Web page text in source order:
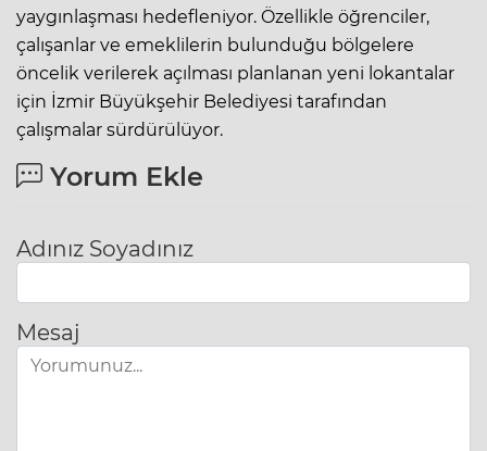
yaygınlaşması hedefleniyor. Özellikle öğrenciler,
çalışanlar ve emeklilerin bulunduğu bölgelere
öncelik verilerek açılması planlanan yeni lokantalar
için İzmir Büyükşehir Belediyesi tarafından
çalışmalar sürdürülüyor.
Yorum Ekle
Adınız Soyadınız
Mesaj